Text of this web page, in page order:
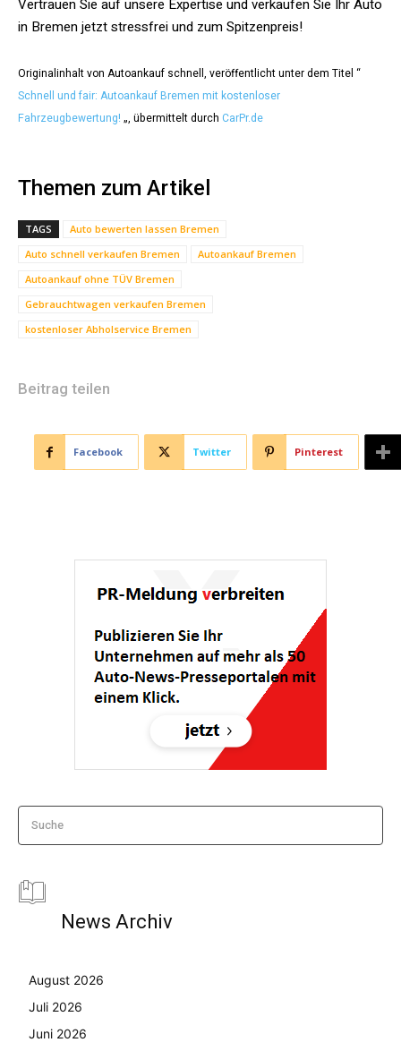
Vertrauen Sie auf unsere Expertise und verkaufen Sie Ihr Auto
in Bremen jetzt stressfrei und zum Spitzenpreis!
Originalinhalt von Autoankauf schnell, veröffentlicht unter dem Titel “
Schnell und fair: Autoankauf Bremen mit kostenloser
Fahrzeugbewertung! „, übermittelt durch CarPr.de
Themen zum Artikel
TAGS
Auto bewerten lassen Bremen
Auto schnell verkaufen Bremen
Autoankauf Bremen
Autoankauf ohne TÜV Bremen
Gebrauchtwagen verkaufen Bremen
kostenloser Abholservice Bremen
Beitrag teilen
Facebook Twitter Pinterest
Suche
News Archiv
August 2026
Juli 2026
Juni 2026